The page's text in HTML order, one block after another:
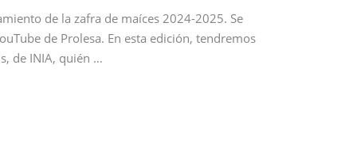
de la zafra de maíces 2024-2025. Se
de Prolesa. En esta edición, tendremos
de INIA, quién …